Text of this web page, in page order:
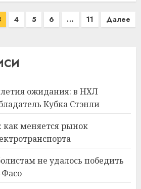
4 5 6 … 11 Далее
ожидания: в НХЛ
Кубка Стэнли
как меняется рынок
не удалось победить